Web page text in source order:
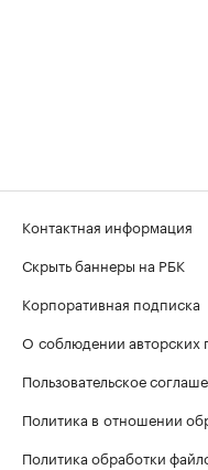
Контактная информация
Скрыть баннеры на РБК
Корпоративная подписка
О соблюдении авторских
Пользовательское
Политика в отношении
Политика обработки